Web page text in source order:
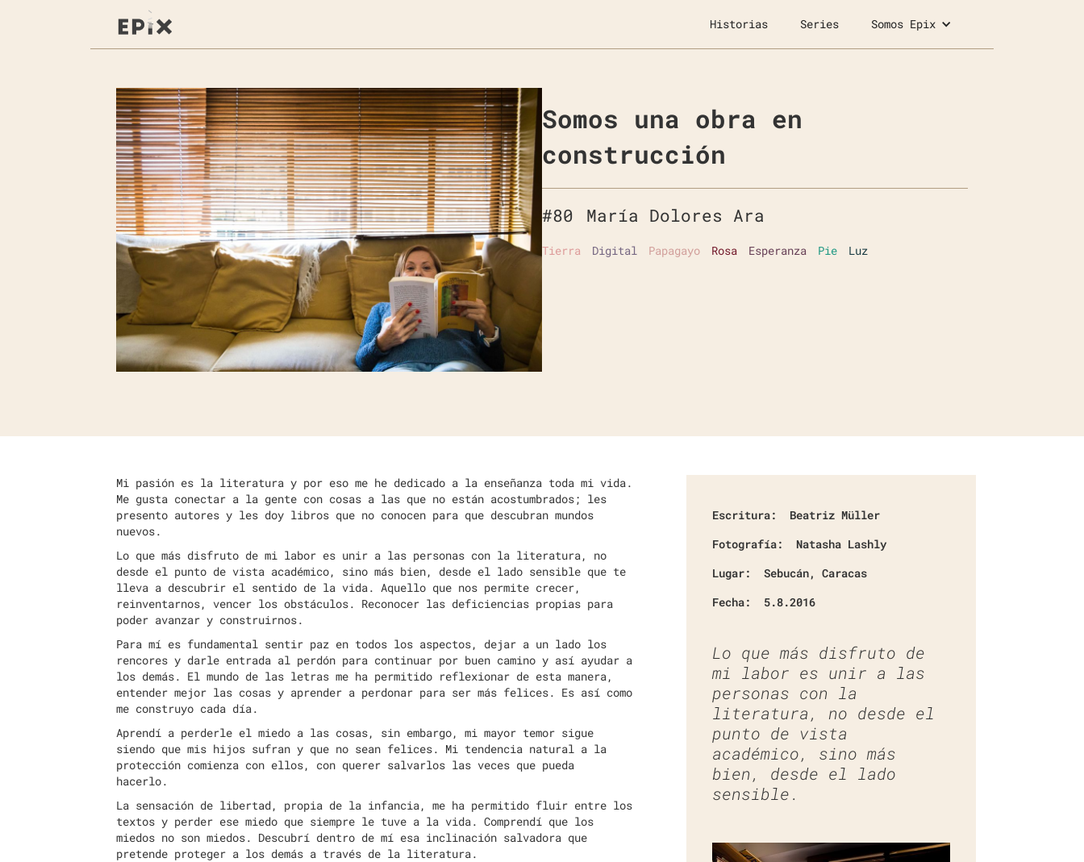
Historias Series Somos Epix
Somos una obra en
construcción
#80 María Dolores Ara
Tierra Digital Papagayo Rosa Esperanza Pie Luz
Mi pasión es la literatura y por eso me he dedicado a la enseñanza toda mi vida.
Me gusta conectar a la gente con cosas a las que no están acostumbrados; les
presento autores y les doy libros que no conocen para que descubran mundos
nuevos.
Lo que más disfruto de mi labor es unir a las personas con la literatura, no
desde el punto de vista académico, sino más bien, desde el lado sensible que te
lleva a descubrir el sentido de la vida. Aquello que nos permite crecer,
reinventarnos, vencer los obstáculos. Reconocer las deficiencias propias para
poder avanzar y construirnos.
Para mí es fundamental sentir paz en todos los aspectos, dejar a un lado los
rencores y darle entrada al perdón para continuar por buen camino y así ayudar a
los demás. El mundo de las letras me ha permitido reflexionar de esta manera,
entender mejor las cosas y aprender a perdonar para ser más felices. Es así como
me construyo cada día.
Aprendí a perderle el miedo a las cosas, sin embargo, mi mayor temor sigue
siendo que mis hijos sufran y que no sean felices. Mi tendencia natural a la
protección comienza con ellos, con querer salvarlos las veces que pueda
hacerlo.
La sensación de libertad, propia de la infancia, me ha permitido fluir entre los
textos y perder ese miedo que siempre le tuve a la vida. Comprendí que los
miedos no son miedos. Descubrí dentro de mí esa inclinación salvadora que
pretende proteger a los demás a través de la literatura.
Escritura:
Beatriz Müller
Fotografía:
Natasha Lashly
Lugar:
Sebucán, Caracas
Fecha:
5.8.2016
Lo que más disfruto de
mi labor es unir a las
personas con la
literatura, no desde el
punto de vista
académico, sino más
bien, desde el lado
sensible.